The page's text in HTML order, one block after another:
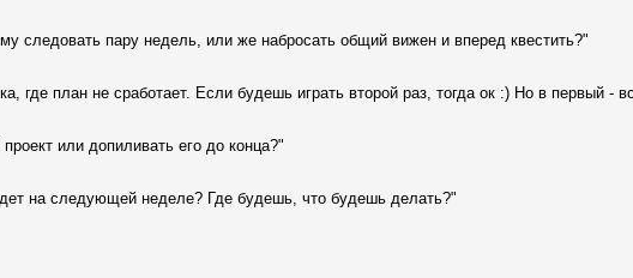
следовать пару недель, или же набросать общий вижен и вперед квестить?"
где план не сработает. Если будешь играть второй раз, тогда ок :) Но в первый -
или допиливать его до конца?"
на следующей неделе? Где будешь, что будешь делать?"